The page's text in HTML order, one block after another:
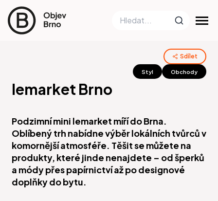
Sdílet
Styl Obchody
lemarket Brno
Podzimní mini lemarket míří do Brna.
Oblíbený trh nabídne výběr lokálních tvůrců v
komornější atmosféře. Těšit se můžete na
produkty, které jinde nenajdete – od šperků
a módy přes papírnictví až po designové
doplňky do bytu.